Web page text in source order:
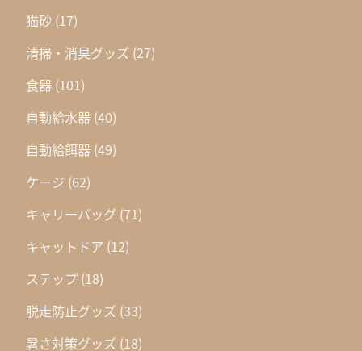
猫砂 (17)
清掃・消臭グッズ (27)
食器 (101)
自動給水器 (40)
自動給餌器 (49)
ケージ (62)
キャリーバッグ (71)
キャットドア (12)
ステップ (18)
脱走防止グッズ (33)
暑さ対策グッズ (18)